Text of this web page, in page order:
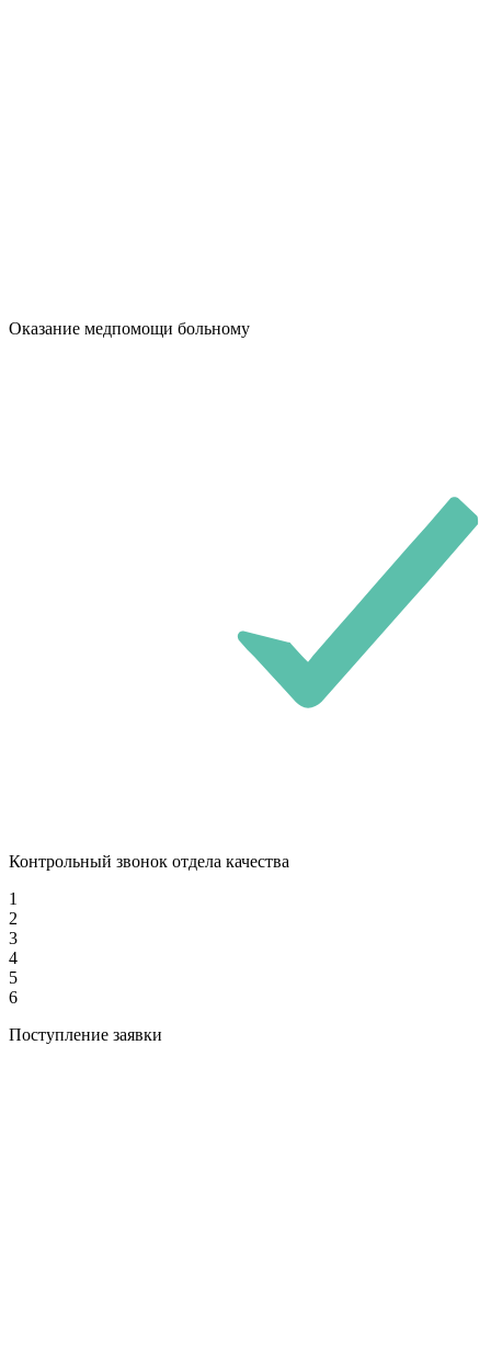
Оказание медпомощи больному
Контрольный звонок отдела качества
1
2
3
4
5
6
Поступление заявки